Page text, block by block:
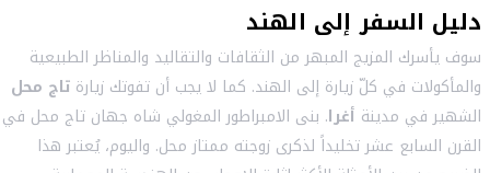
دليل السفر إلى الهند
سوف يأسرك المزيج المبهر من الثقافات والتقاليد والمناظر الطبيعية
والمأكولات في كلّ زيارة إلى الهند. كما لا يجب أن تفوتك زيارة تاج محل
الشهير في مدينة أغرا. بنى الامبراطور المغولي شاه جهان تاج محل في
القرن السابع عشر تخليداً لذكرى زوجته ممتاز محل. واليوم، يُعتبر هذا